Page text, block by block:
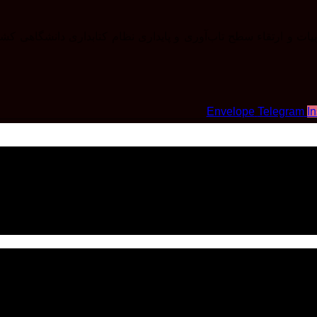
و ارتقاء سطح تاب‌آوری و پایداری نظام کتابداری دانشگاهی
Envelope Telegram